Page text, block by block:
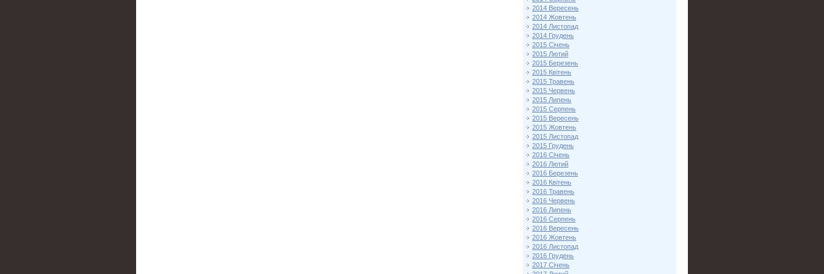
2014 Вересень
2014 Жовтень
2014 Листопад
2014 Грудень
2015 Січень
2015 Лютий
2015 Березень
2015 Квітень
2015 Травень
2015 Червень
2015 Липень
2015 Серпень
2015 Вересень
2015 Жовтень
2015 Листопад
2015 Грудень
2016 Січень
2016 Лютий
2016 Березень
2016 Квітень
2016 Травень
2016 Червень
2016 Липень
2016 Серпень
2016 Вересень
2016 Жовтень
2016 Листопад
2016 Грудень
2017 Січень